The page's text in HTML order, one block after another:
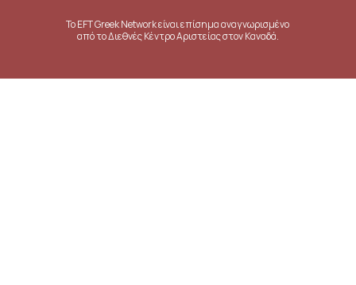
Το EFT Greek Network είναι επίσημα αναγνωρισμένο
από το Διεθνές Κέντρο Αριστείας στον Καναδά.